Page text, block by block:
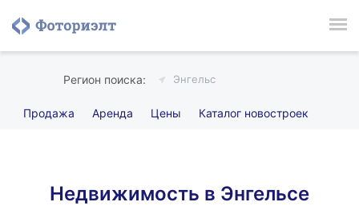
Энгельс
Продажа Аренда Цены Каталог новостроек
Недвижимость в Энгельсе